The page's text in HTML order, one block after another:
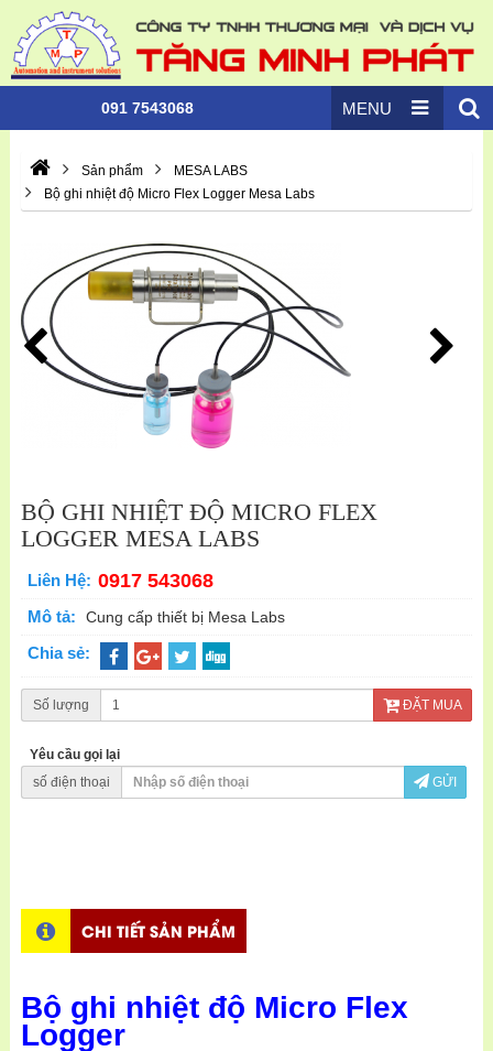
091 7543068 MENU
Sản phẩm
MESA LABS
Bộ ghi nhiệt độ Micro Flex Logger Mesa Labs
BỘ GHI NHIỆT ĐỘ MICRO FLEX
LOGGER MESA LABS
Liên Hệ: 0917 543068
Mô tả: Cung cấp thiết bị Mesa Labs
Chia sẻ:
Số lượng ĐẶT MUA
Yêu cầu gọi lại
số điện thoại
GỬI
CHI TIẾT SẢN PHẨM
Bộ ghi nhiệt độ Micro Flex
Logger